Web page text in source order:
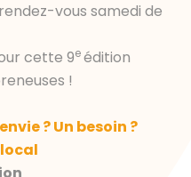
vous samedi de
cette 9eédition
!
? Un besoin ?